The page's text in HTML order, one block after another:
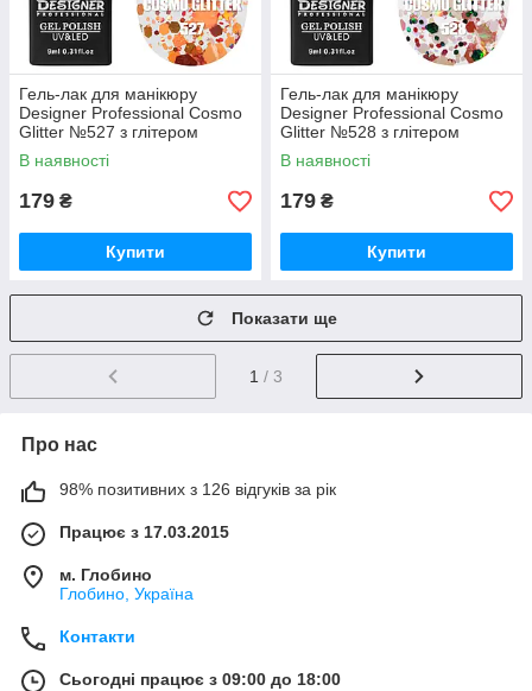
Гель-лак для манікюру
Designer Professional Cosmo
Glitter №527 з глітером
різного розміру, 9 мл
В наявності
179 ₴
Купити
Гель-лак для манікюру
Designer Professional Cosmo
Glitter №528 з глітером
різного розміру, 9 мл
В наявності
179 ₴
Купити
Показати ще
1 / 3
Про нас
98% позитивних з 126 відгуків за рік
Працює з 17.03.2015
м. Глобино
Глобино, Україна
Контакти
Сьогодні працює з 09:00 до 18:00